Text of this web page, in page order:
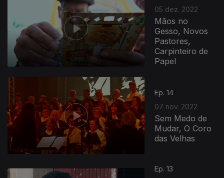
05 dez. 2022
Mãos no
Gesso, Novos
Pastores,
Carpinteiro de
Papel
Ep. 14
07 nov. 2022
Sem Medo de
Mudar, O Coro
das Velhas
Ep. 13